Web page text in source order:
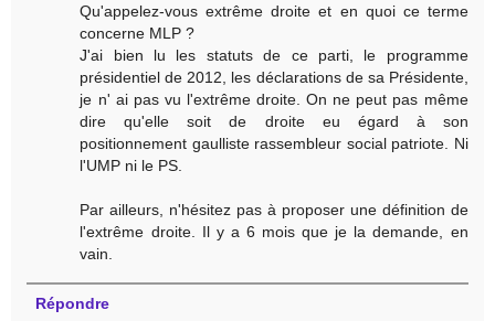
Qu'appelez-vous extrême droite et en quoi ce terme
concerne MLP ?
J'ai bien lu les statuts de ce parti, le programme
présidentiel de 2012, les déclarations de sa Présidente,
je n' ai pas vu l'extrême droite. On ne peut pas même
dire qu'elle soit de droite eu égard à son
positionnement gaulliste rassembleur social patriote. Ni
l'UMP ni le PS.
Par ailleurs, n'hésitez pas à proposer une définition de
l'extrême droite. Il y a 6 mois que je la demande, en
vain.
Répondre